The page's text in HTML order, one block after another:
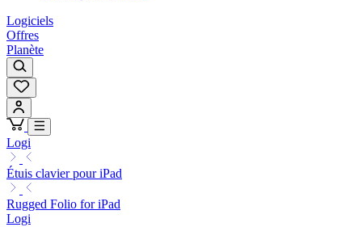
Logiciels
Offres
Planète
Logi
Étuis clavier pour iPad
Rugged Folio for iPad
Logi